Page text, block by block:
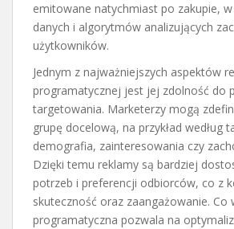
emitowane natychmiast po zakupie,
danych i algorytmów analizujących
użytkowników.
Jednym z najważniejszych aspektów
programatycznej jest jej zdolność do
targetowania. Marketerzy mogą
grupę docelową, na przykład według
demografia, zainteresowania czy
Dzięki temu reklamy są bardziej
potrzeb i preferencji odbiorców, co z
skuteczność oraz zaangażowanie. Co
programatyczna pozwala na